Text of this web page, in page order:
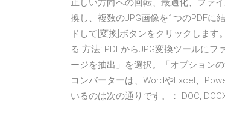
正しい方向への回転、最適化、ファ
換し、複数のJPG画像を1つのPDFに
ドして[変換]ボタンをクリックしま
る 方法: PDFからJPG変換ツールに
ージを抽出」を選択。「オプション
コンバーターは、WordやExcel、
いるのは次の通りです。： DOC,